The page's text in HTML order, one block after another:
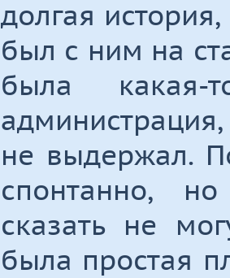
долгая
был с ним на
была какая-
не выдержал.
спонтанно,
сказать не
была простая